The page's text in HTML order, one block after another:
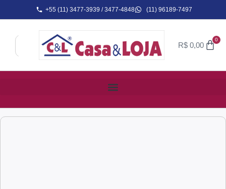
+55 (11) 3477-3939 / 3477-4848 (11) 96189-7497
R$ 0,00
0